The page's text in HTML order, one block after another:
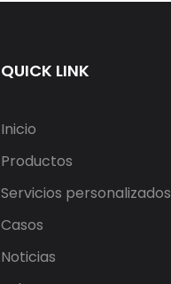
QUICK LINK
Inicio
Productos
Servicios personalizados
Casos
Noticias